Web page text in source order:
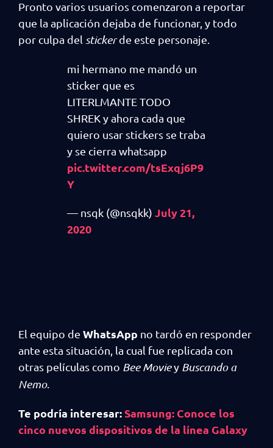
Pronto varios usuarios comenzaron a reportar
que la aplicación dejaba de funcionar, y todo
por culpa del stickerde este personaje.
mi hermano me mandó un
sticker que es
LITERLMANTE TODO
SHREK y ahora cada que
quiero usar stickers se traba
y se cierra whatsapp
pic.twitter.com/tsExqj6P9
Y
— nsqk (@nsqkk) July 21,
2020
El equipo de WhatsApp no tardó en responder
ante esta situación, la cual fue replicada con
otras películas como Bee Moviey Buscando a
Nemo.
Te podría interesar:Samsung: Conoce los
cinco nuevos dispositivos de la línea Galaxy